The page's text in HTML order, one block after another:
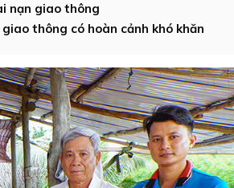
nạn giao thông
thông có hoàn cảnh khó khăn